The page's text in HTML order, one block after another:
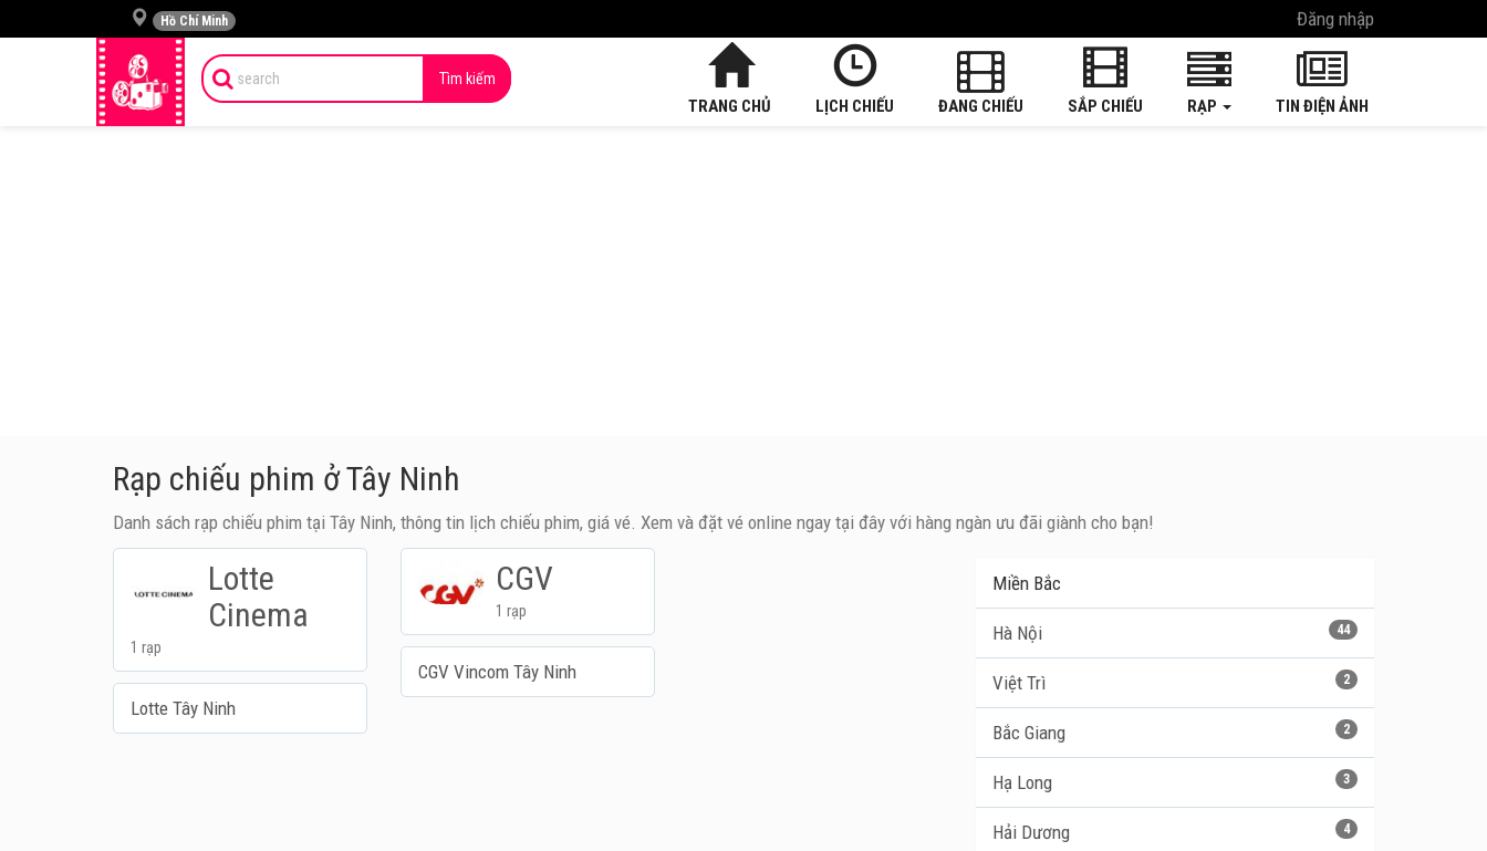
Hồ Chí Minh Đăng nhập
Tìm kiếm
TRANG CHỦ LỊCH CHIẾU ĐANG CHIẾU SẮP CHIẾU RẠP TIN ĐIỆN ẢNH
Rạp chiếu phim ở Tây Ninh
Danh sách rạp chiếu phim tại Tây Ninh, thông tin lịch chiếu phim, giá vé. Xem và đặt vé online ngay tại đây với hàng ngàn ưu đãi giành cho bạn!
Lotte
Cinema
1 rạp
Lotte Tây Ninh
CGV
1 rạp
CGV Vincom Tây Ninh
Miền Bắc
44
Hà Nội
2
Việt Trì
2
Bắc Giang
3
Hạ Long
4
Hải Dương